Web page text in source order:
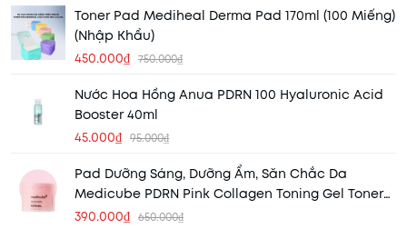
Toner Pad Mediheal Derma Pad 170ml (100 Miếng)
(Nhập Khẩu)
450.000₫ 750.000₫
Nước Hoa Hồng Anua PDRN 100 Hyaluronic Acid
Booster 40ml
45.000₫ 95.000₫
Pad Dưỡng Sáng, Dưỡng Ẩm, Săn Chắc Da
Medicube PDRN Pink Collagen Toning Gel Toner
Pad (120ml) (70 Miếng)
390.000₫ 650.000₫